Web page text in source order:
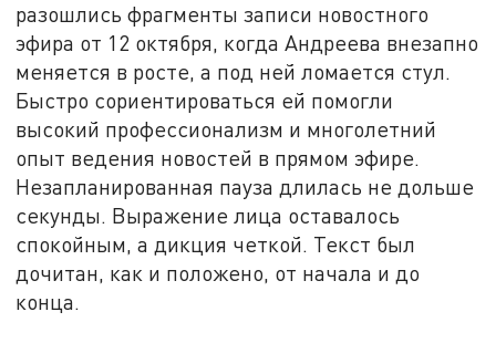
разошлись фрагменты записи новостного
эфира от 12 октября, когда Андреева внезапно
меняется в росте, а под ней ломается стул.
Быстро сориентироваться ей помогли
высокий профессионализм и многолетний
опыт ведения новостей в прямом эфире.
Незапланированная пауза длилась не дольше
секунды. Выражение лица оставалось
спокойным, а дикция четкой. Текст был
дочитан, как и положено, от начала и до
конца.